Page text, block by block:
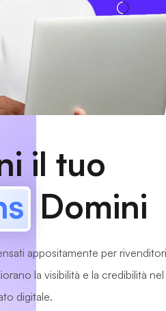
il tuo
Domini
appositamente per rivenditori
la visibilità e la credibilità nel
digitale.